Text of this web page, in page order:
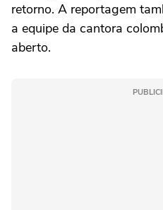
retorno. A reportagem
a equipe da cantora
aberto.